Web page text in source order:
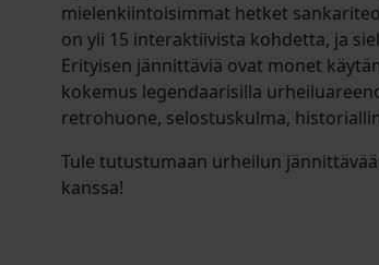
mielenkiintoisimmat hetket
on yli 15 interaktiivista kohdetta, ja
Erityisen jännittäviä ovat monet
kokemus legendaarisilla
retrohuone, selostuskulma,
Tule tutustumaan urheilun
kanssa!